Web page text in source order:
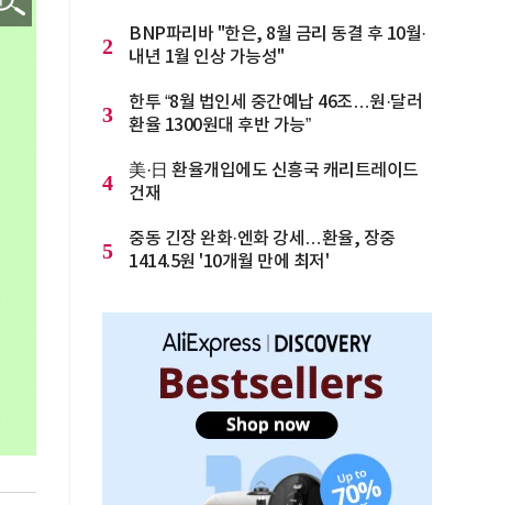
2
BNP파리바 "한은, 8월 금리 동결 후 10월·
내년 1월 인상 가능성"
3
한투 “8월 법인세 중간예납 46조…원·달러
환율 1300원대 후반 가능”
4
美·日 환율개입에도 신흥국 캐리트레이드
건재
5
중동 긴장 완화·엔화 강세…환율, 장중
1414.5원 '10개월 만에 최저'